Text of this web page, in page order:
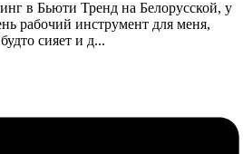
в Бьюти Тренд на Белорусской, у
рабочий инструмент для меня,
сияет и д...